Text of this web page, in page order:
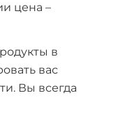
цена –
в
вас
Вы всегда